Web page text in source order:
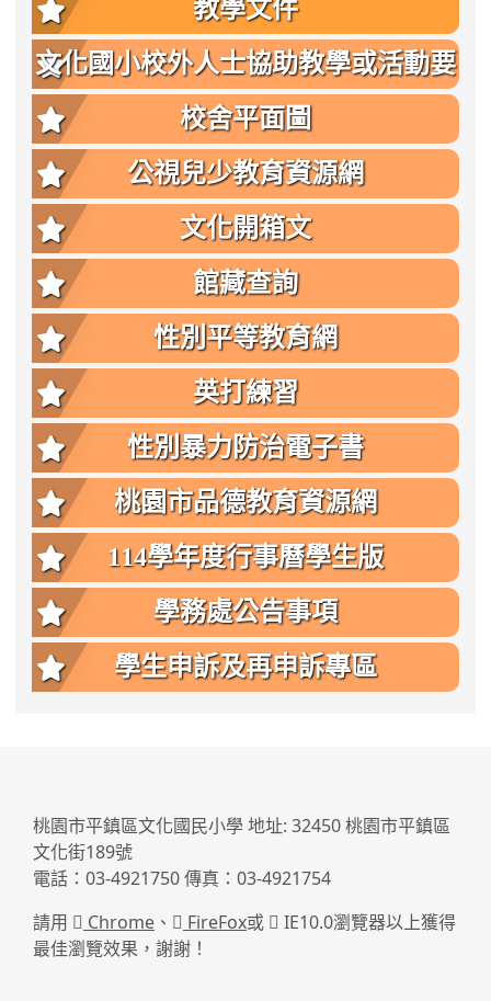
教學文件
文化國小校外人士協助教學或活動要
點
校舍平面圖
公視兒少教育資源網
文化開箱文
館藏查詢
性別平等教育網
英打練習
性別暴力防治電子書
桃園市品德教育資源網
114學年度行事曆學生版
學務處公告事項
學生申訴及再申訴專區
桃園市平鎮區文化國民小學 地址: 32450 桃園市平鎮區
文化街189號
電話：03-4921750 傳真：03-4921754
請用
Chrome 、 FireFox或
IE10.0瀏覽器以上獲得
最佳瀏覽效果，謝謝！